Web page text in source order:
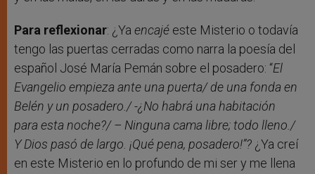
Para reflexionar: ¿Ya encajé este Misterio o todavía
tengo las puertas cerradas como narra la poesía del
español José María Pemán sobre el posadero: “El
Evangelio empieza ante una puerta/ de una fonda en
Belén y un posadero./ -¿No habrá una habitación
para esta noche?/ – Ninguna cama libre; todo lleno./
Y Dios pasó de largo. ¡Qué pena, posadero!”? ¿Ya creí
en este Misterio en lo profundo de mi ser y me llena